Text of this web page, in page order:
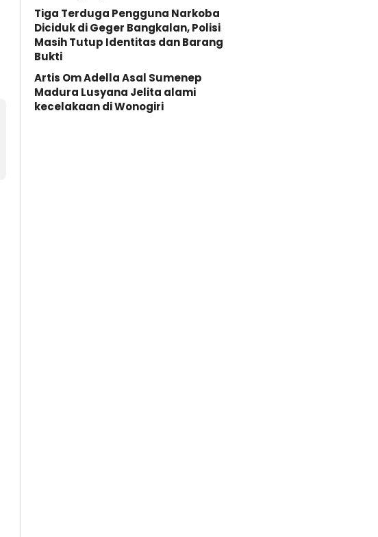
Tiga Terduga Pengguna Narkoba
Diciduk di Geger Bangkalan, Polisi
Masih Tutup Identitas dan Barang
Bukti
Artis Om Adella Asal Sumenep
Madura Lusyana Jelita alami
kecelakaan di Wonogiri